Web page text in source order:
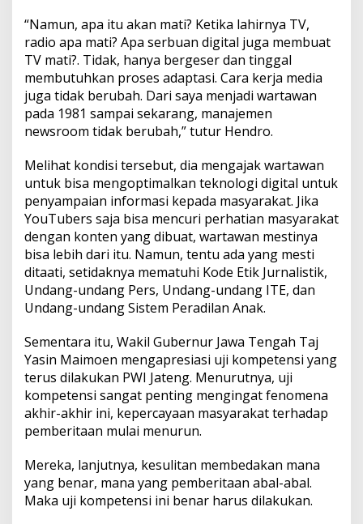
“Namun, apa itu akan mati? Ketika lahirnya TV,
radio apa mati? Apa serbuan digital juga membuat
TV mati?. Tidak, hanya bergeser dan tinggal
membutuhkan proses adaptasi. Cara kerja media
juga tidak berubah. Dari saya menjadi wartawan
pada 1981 sampai sekarang, manajemen
newsroom tidak berubah,” tutur Hendro.
Melihat kondisi tersebut, dia mengajak wartawan
untuk bisa mengoptimalkan teknologi digital untuk
penyampaian informasi kepada masyarakat. Jika
YouTubers saja bisa mencuri perhatian masyarakat
dengan konten yang dibuat, wartawan mestinya
bisa lebih dari itu. Namun, tentu ada yang mesti
ditaati, setidaknya mematuhi Kode Etik Jurnalistik,
Undang-undang Pers, Undang-undang ITE, dan
Undang-undang Sistem Peradilan Anak.
Sementara itu, Wakil Gubernur Jawa Tengah Taj
Yasin Maimoen mengapresiasi uji kompetensi yang
terus dilakukan PWI Jateng. Menurutnya, uji
kompetensi sangat penting mengingat fenomena
akhir-akhir ini, kepercayaan masyarakat terhadap
pemberitaan mulai menurun.
Mereka, lanjutnya, kesulitan membedakan mana
yang benar, mana yang pemberitaan abal-abal.
Maka uji kompetensi ini benar harus dilakukan.